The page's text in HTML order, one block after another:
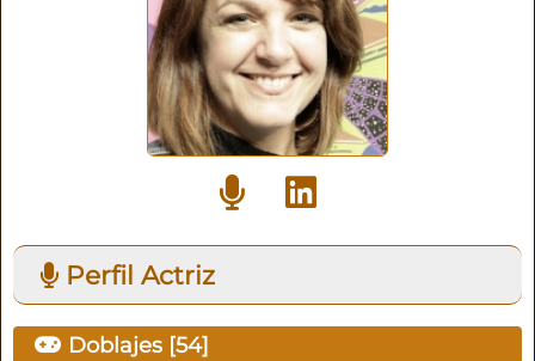
Perfil Actriz
Doblajes [54]